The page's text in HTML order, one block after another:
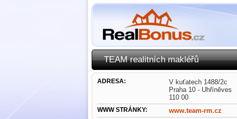
TEAM realitních makléřů
ADRESA:
V kuťatech 1488/2c
Praha 10 - Uhříněves
110 00
WWW STRÁNKY: www.team-rm.cz